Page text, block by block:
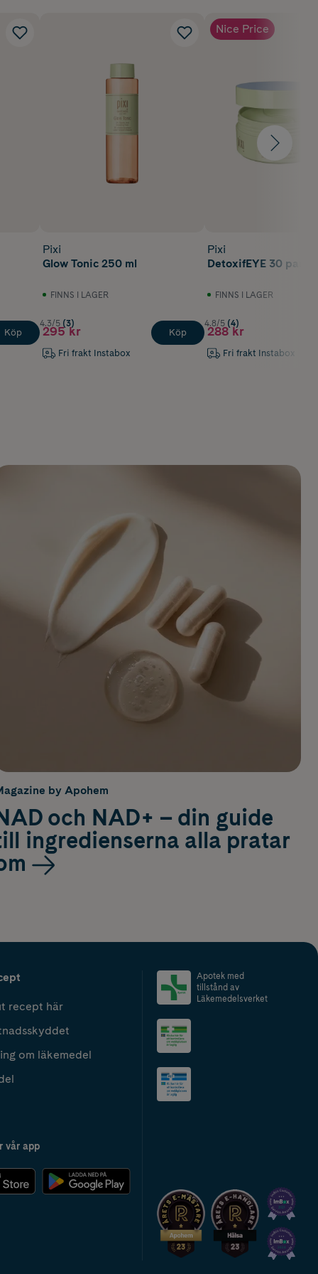
Köp
Pixi
Glow Tonic 250 ml
FINNS I LAGER
4.3/5 (3)
295 kr
Fri frakt Instabox
Köp
Nice Price
Pixi
DetoxifEYE 30 par
FINNS I LAGER
4.8/5 (4)
288 kr
Fri frakt Instabox
by Apohem
och NAD+ – din guide
ingredienserna alla pratar
recept här
om läkemedel
vår app
Apotek med
tillstånd av
Läkemedelsverket
2024